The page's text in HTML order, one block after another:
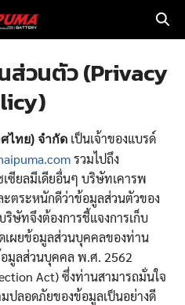
ส่วนตัว (Privacy
ไทย) จำกัด เป็นเจ้าของแบรด์
รวมไปถึง
ซียลมีเดียอื่นๆ บริษัทเคารพ
ตระหนักดีว่าข้อมูลส่วนตัวของ
ษัทจึงต้องการชี้แจงการเก็บ
เผยข้อมูลส่วนบุคคลของท่าน
มูลส่วนบุคคล พ.ศ. 2562
Act) ซึ่งท่านสามารถมั่นใจ
ปลอดภัยของข้อมูลเป็นอย่างดี